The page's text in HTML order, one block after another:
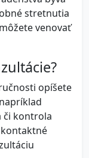
stretnutia
venovať
opíšete
či kontrola